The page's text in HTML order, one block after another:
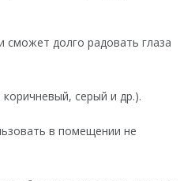
сможет долго радовать глаза
серый и др.).
в помещении не